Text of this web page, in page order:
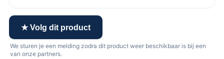
★ Volg dit product
We sturen je een melding zodra dit product weer beschikbaar is bij een
van onze partners.